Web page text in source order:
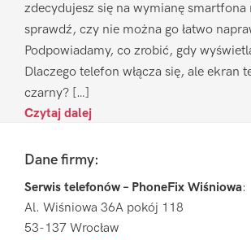
zdecydujesz się na wymianę smartfona
sprawdź, czy nie można go łatwo
Podpowiadamy, co zrobić, gdy
Dlaczego telefon włącza się, ale ekran
czarny? […]
Czytaj dalej
FooterDane firmy:
Serwis telefonów – PhoneFix Wiśniowa:
Al. Wiśniowa 36A pokój 118
53-137 Wrocław